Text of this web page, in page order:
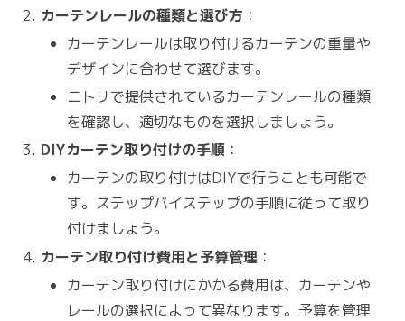
カーテンレールの種類と選び方 ：
カーテンレールは取り付けるカーテンの重量や
デザインに合わせて選びます。
ニトリで提供されているカーテンレールの種類
を確認し、適切なものを選択しましょう。
DIYカーテン取り付けの手順 ：
カーテンの取り付けはDIYで行うことも可能で
す。ステップバイステップの手順に従って取り
付けましょう。
カーテン取り付け費用と予算管理 ：
カーテン取り付けにかかる費用は、カーテンや
レールの選択によって異なります。予算を管理